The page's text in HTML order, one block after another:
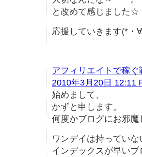
と改めて感じました☆
応援していきます(*・
アフィリエイトで稼
2010年3月20日 12:11
始めまして、
かずと申します。
何度かブログにお邪
ワンデイは持ってい
インデックスが早い